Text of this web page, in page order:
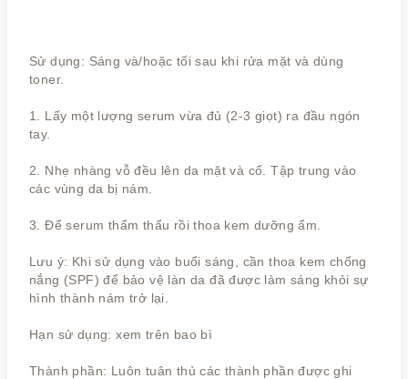
Sử dụng: Sáng và/hoặc tối sau khi rửa mặt và dùng
toner.
1. Lấy một lượng serum vừa đủ (2-3 giọt) ra đầu ngón
tay.
2. Nhẹ nhàng vỗ đều lên da mặt và cổ. Tập trung vào
các vùng da bị nám.
3. Để serum thẩm thấu rồi thoa kem dưỡng ẩm.
Lưu ý: Khi sử dụng vào buổi sáng, cần thoa kem chống
nắng (SPF) để bảo vệ làn da đã được làm sáng khỏi sự
hình thành nám trở lại.
Hạn sử dụng: xem trên bao bì
Thành phần: Luôn tuân thủ các thành phần được ghi